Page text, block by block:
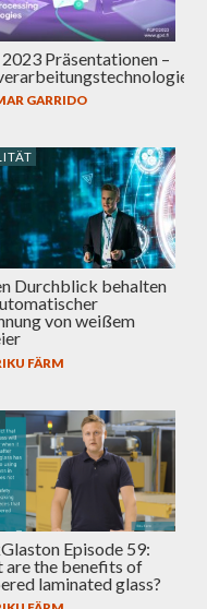
Präsentationen –
GARRIDO
Durchblick behalten
von weißem
FÄRM
Episode 59:
are the benefits of
laminated glass?